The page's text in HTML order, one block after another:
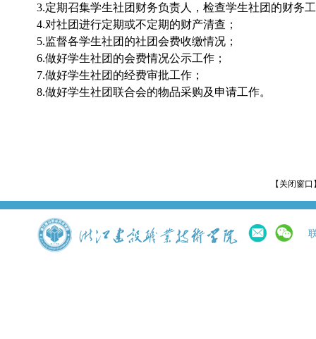
3.定期召集学生社团财务负责人，检查学生社团的财务
4.对社团进行定期或不定期的财产清查；
5.监督各学生社团的社团会费收缴情况；
6.做好学生社团的会费情况公示工作；
7.做好学生社团的经费审批工作；
8.做好学生社团联合会的物品采购及申请工作。
【关闭窗口